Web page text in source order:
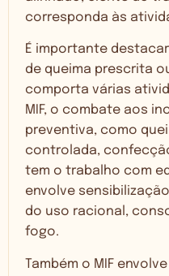
corresponda às
É importante
de queima prescrita
comporta várias
MIF, o combate aos
preventiva, como
controlada,
tem o trabalho com
envolve
do uso racional,
fogo.
Também o MIF